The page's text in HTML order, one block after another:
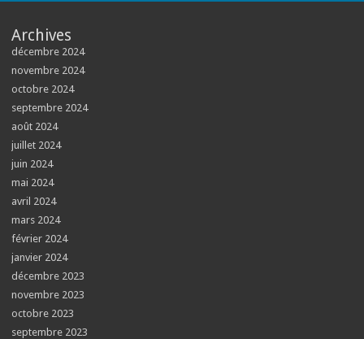
Archives
décembre 2024
novembre 2024
octobre 2024
septembre 2024
août 2024
juillet 2024
juin 2024
mai 2024
avril 2024
mars 2024
février 2024
janvier 2024
décembre 2023
novembre 2023
octobre 2023
septembre 2023